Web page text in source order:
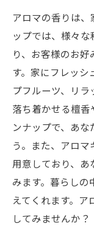
アロマの香りは
ップでは、様々
り、お客様のお
す。家にフレッ
プフルーツ、リ
落ち着かせる檀香
ンナップで、あ
う。また、アロ
用意しており、
みます。暮らしの
えてくれます。ア
してみませんか？